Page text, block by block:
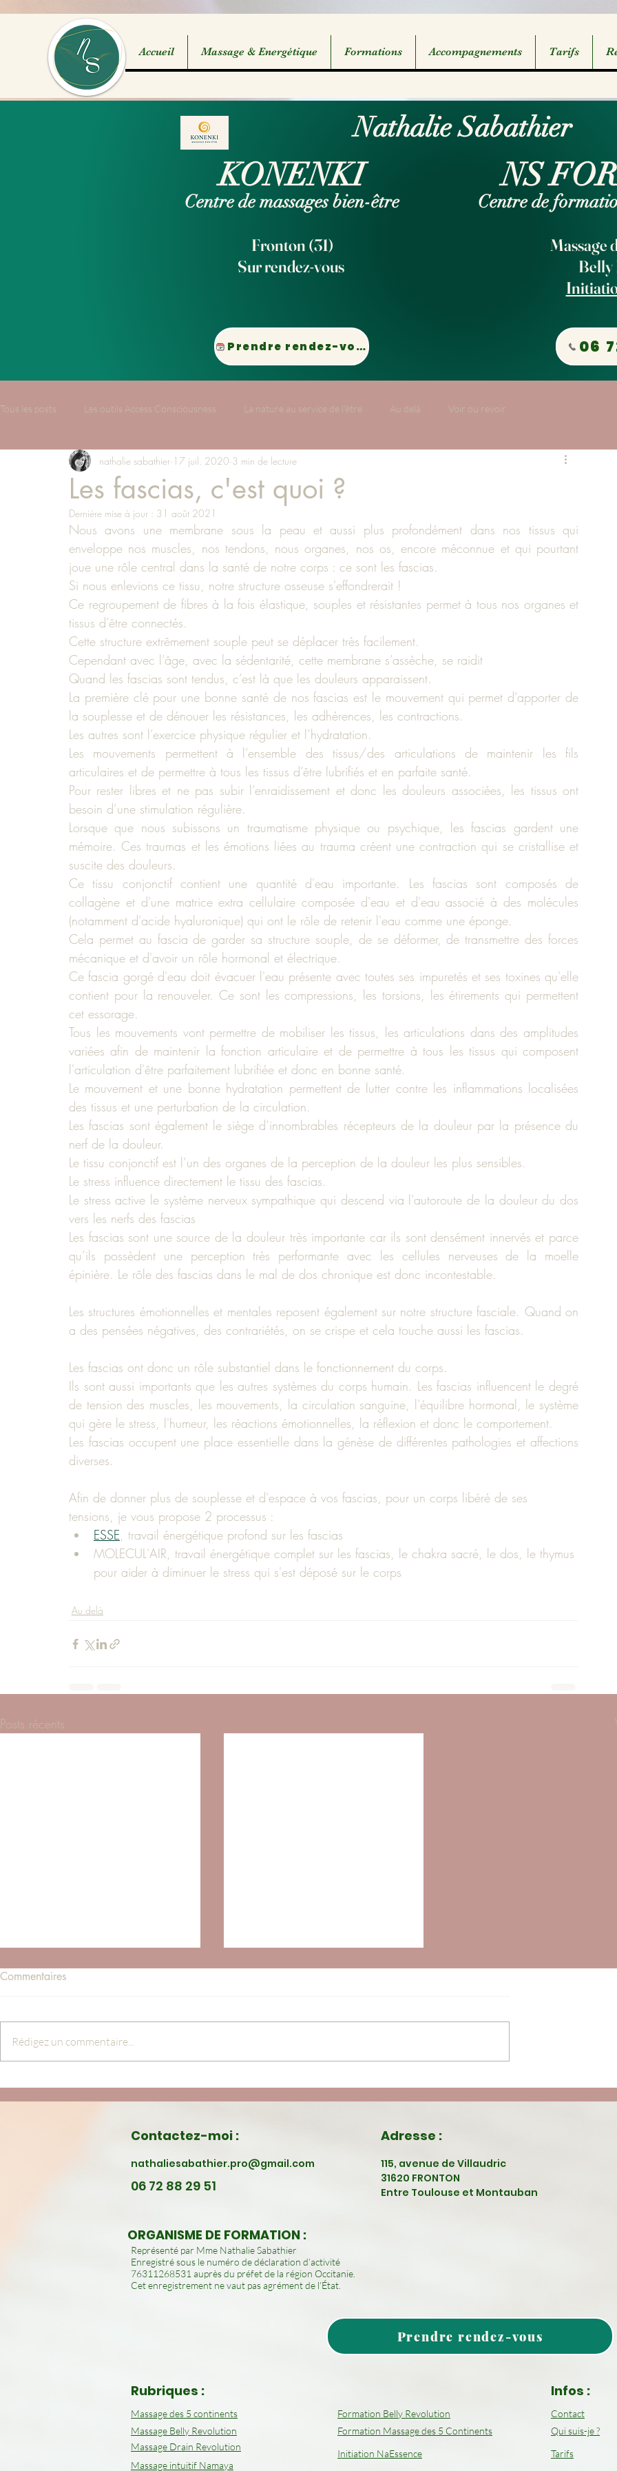
Accueil Massage & Energétique Formations Accompagnements Tarifs
Nathalie Sabathier
KONENKI
Centre de massages bien-être
Fronton (31)
Sur rendez-vous
NS
Centre de
Massage
Belly
Prendre rendez-vous 06
Tous les posts Les outils Access Consciousness La nature au service de l'être Au delà Voir ou revoir
Inspirations personnelles
Les fascias, c'est quoi ?
nathalie sabathier 17 juil. 2020 3 min de lecture
Dernière mise à jour : 31 août 2021
Nous avons une membrane sous la peau et aussi plus profondément dans nos tissus qui
enveloppe nos muscles, nos tendons, nous organes, nos os, encore méconnue et qui pourtant
joue une rôle central dans la santé de notre corps : ce sont les fascias.
Si nous enlevions ce tissu, notre structure osseuse s'effondrerait !
Ce regroupement de fibres à la fois élastique, souples et résistantes permet à tous nos organes et
tissus d’être connectés.
Cette structure extrêmement souple peut se déplacer très facilement.
Cependant avec l’âge, avec la sédentarité, cette membrane s’assèche, se raidit
Quand les fascias sont tendus, c’est là que les douleurs apparaissent.
La première clé pour une bonne santé de nos fascias est le mouvement qui permet d’apporter de
la souplesse et de dénouer les résistances, les adhérences, les contractions.
Les autres sont l’exercice physique régulier et l’hydratation.
Les mouvements permettent à l’ensemble des tissus/des articulations de maintenir les fils
articulaires et de permettre à tous les tissus d’être lubrifiés et en parfaite santé.
Pour rester libres et ne pas subir l’enraidissement et donc les douleurs associées, les tissus ont
besoin d’une stimulation régulière.
Lorsque que nous subissons un traumatisme physique ou psychique, les fascias gardent une
mémoire. Ces traumas et les émotions liées au trauma créent une contraction qui se cristallise et
suscite des douleurs.
Ce tissu conjonctif contient une quantité d'eau importante. Les fascias sont composés de
collagène et d'une matrice extra cellulaire composée d'eau et d'eau associé à des molécules
(notamment d'acide hyaluronique) qui ont le rôle de retenir l'eau comme une éponge.
Cela permet au fascia de garder sa structure souple, de se déformer, de transmettre des forces
mécanique et d'avoir un rôle hormonal et électrique.
Ce fascia gorgé d'eau doit évacuer l'eau présente avec toutes ses impuretés et ses toxines qu'elle
contient pour la renouveler. Ce sont les compressions, les torsions, les étirements qui permettent
cet essorage.
Tous les mouvements vont permettre de mobiliser les tissus, les articulations dans des amplitudes
variées afin de maintenir la fonction articulaire et de permettre à tous les tissus qui composent
l'articulation d'être parfaitement lubrifiée et donc en bonne santé.
Le mouvement et une bonne hydratation permettent de lutter contre les inflammations localisées
des tissus et une perturbation de la circulation.
Les fascias sont également le siège d’innombrables récepteurs de la douleur par la présence du
nerf de la douleur.
Le tissu conjonctif est l’un des organes de la perception de la douleur les plus sensibles.
Le stress influence directement le tissu des fascias.
Le stress active le système nerveux sympathique qui descend via l’autoroute de la douleur du dos
vers les nerfs des fascias
Les fascias sont une source de la douleur très importante car ils sont densément innervés et parce
qu’ils possèdent une perception très performante avec les cellules nerveuses de la moelle
épinière. Le rôle des fascias dans le mal de dos chronique est donc incontestable.
Les structures émotionnelles et mentales reposent également sur notre structure fasciale. Quand on
a des pensées négatives, des contrariétés, on se crispe et cela touche aussi les fascias.
Les fascias ont donc un rôle substantiel dans le fonctionnement du corps.
Ils sont aussi importants que les autres systèmes du corps humain. Les fascias influencent le degré
de tension des muscles, les mouvements, la circulation sanguine, l'équilibre hormonal, le système
qui gère le stress, l'humeur, les réactions émotionnelles, la réflexion et donc le comportement.
Les fascias occupent une place essentielle dans la génèse de différentes pathologies et affections
diverses.
Afin de donner plus de souplesse et d'espace à vos fascias, pour un corps libéré de ses
tensions, je vous propose 2 processus :
ESSE, travail énergétique profond sur les fascias
MOLECUL'AIR, travail énergétique complet sur les fascias, le chakra sacré, le dos, le thymus
pour aider à diminuer le stress qui s'est déposé sur le corps
Au delà
Posts récents
L'ancrage, l'alliance du corps
et de la nature
Commentaires
Rédigez un commentaire...
Contactez-moi :
nathaliesabathier.pro@gmail.com
06 72 88 29 51
ORGANISME DE FORMATION :
Représenté par Mme Nathalie Sabathier
Enregistré sous le numéro de déclaration d’activité
76311268531 auprès du préfet de la région Occitanie.
Cet enregistrement ne vaut pas agrément de l’État.
Adresse :
115, avenue de Villaudric
31620 FRONTON
Entre Toulouse et Montauban
Prendre rendez-vous
Rubriques :
Massage des 5 continents
Massage Belly Revolution
Massage Drain Revolution
Formation Belly Revolution
Formation Massage des 5 Continents
Initiation NaEssence
Infos :
Contact
Qui suis-je ?
Tarifs
Massage intuitif Namaya